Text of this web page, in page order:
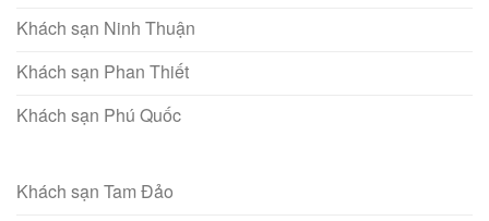
Khách sạn Ninh Thuận
Khách sạn Phan Thiết
Khách sạn Phú Quốc
Khách sạn Tam Đảo